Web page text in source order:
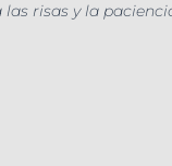
risas y la